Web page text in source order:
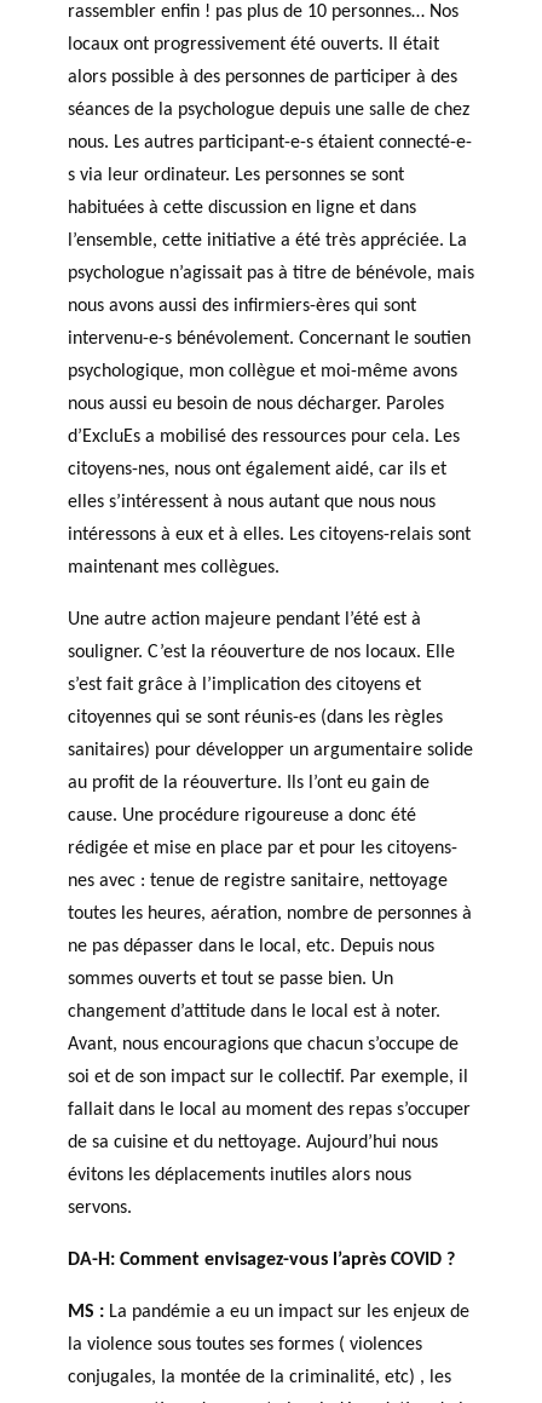
rassembler enfin ! pas plus de 10 personnes… Nos
locaux ont progressivement été ouverts. Il était
alors possible à des personnes de participer à des
séances de la psychologue depuis une salle de chez
nous. Les autres participant-e-s étaient connecté-e-
s via leur ordinateur. Les personnes se sont
habituées à cette discussion en ligne et dans
l’ensemble, cette initiative a été très appréciée. La
psychologue n’agissait pas à titre de bénévole, mais
nous avons aussi des infirmiers-ères qui sont
intervenu-e-s bénévolement. Concernant le soutien
psychologique, mon collègue et moi-même avons
nous aussi eu besoin de nous décharger. Paroles
d’ExcluEs a mobilisé des ressources pour cela. Les
citoyens-nes, nous ont également aidé, car ils et
elles s’intéressent à nous autant que nous nous
intéressons à eux et à elles. Les citoyens-relais sont
maintenant mes collègues.
Une autre action majeure pendant l’été est à
souligner. C’est la réouverture de nos locaux. Elle
s’est fait grâce à l’implication des citoyens et
citoyennes qui se sont réunis-es (dans les règles
sanitaires) pour développer un argumentaire solide
au profit de la réouverture. Ils l’ont eu gain de
cause. Une procédure rigoureuse a donc été
rédigée et mise en place par et pour les citoyens-
nes avec : tenue de registre sanitaire, nettoyage
toutes les heures, aération, nombre de personnes à
ne pas dépasser dans le local, etc. Depuis nous
sommes ouverts et tout se passe bien. Un
changement d’attitude dans le local est à noter.
Avant, nous encouragions que chacun s’occupe de
soi et de son impact sur le collectif. Par exemple, il
fallait dans le local au moment des repas s’occuper
de sa cuisine et du nettoyage. Aujourd’hui nous
évitons les déplacements inutiles alors nous
servons.
DA-H: Comment envisagez-vous l’après COVID ?
MS : La pandémie a eu un impact sur les enjeux de
la violence sous toutes ses formes ( violences
conjugales, la montée de la criminalité, etc) , les